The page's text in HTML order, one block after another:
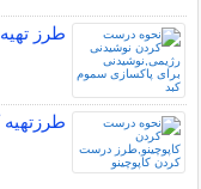
طرز